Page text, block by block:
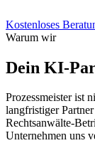
Kostenloses
Warum wir
Dein KI-
Prozessmeister ist
langfristiger
Rechtsanwälte-
Unternehmen uns